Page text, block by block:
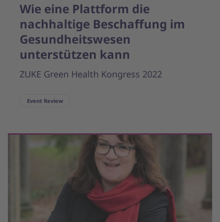
Wie eine Plattform die
nachhaltige Beschaffung im
Gesundheitswesen
unterstützen kann
ZUKE Green Health Kongress 2022
Event Review